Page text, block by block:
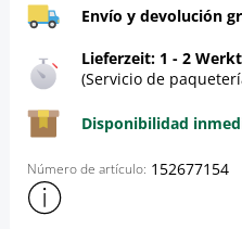
Envío y devolución
Lieferzeit: 1 - 2
(Servicio de
Disponibilidad
Número de artículo: 152677154
Mostrar más información